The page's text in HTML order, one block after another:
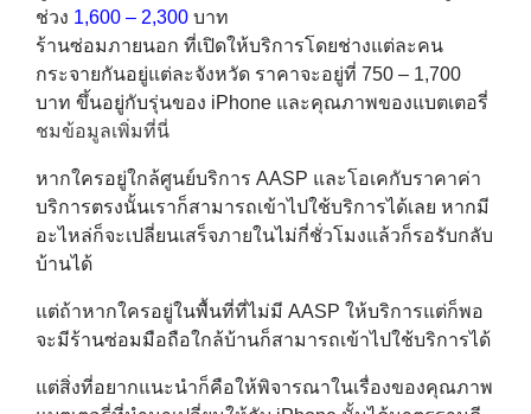
ช่วง 1,600 – 2,300 บาท
ร้านซ่อมภายนอก ที่เปิดให้บริการโดยช่างแต่ละคน
กระจายกันอยู่แต่ละจังหวัด ราคาจะอยู่ที่ 750 – 1,700
บาท ขึ้นอยู่กับรุ่นของ iPhone และคุณภาพของแบตเตอรี่
ชมข้อมูลเพิ่มที่นี่
หากใครอยู่ใกล้ศูนย์บริการ AASP และโอเคกับราคาค่า
บริการตรงนั้นเราก็สามารถเข้าไปใช้บริการได้เลย หากมี
อะไหล่ก็จะเปลี่ยนเสร็จภายในไม่กี่ชั่วโมงแล้วก็รอรับกลับ
บ้านได้
แต่ถ้าหากใครอยู่ในพื้นที่ที่ไม่มี AASP ให้บริการแต่ก็พอ
จะมีร้านซ่อมมือถือใกล้บ้านก็สามารถเข้าไปใช้บริการได้
แต่สิ่งที่อยากแนะนำก็คือให้พิจารณาในเรื่องของคุณภาพ